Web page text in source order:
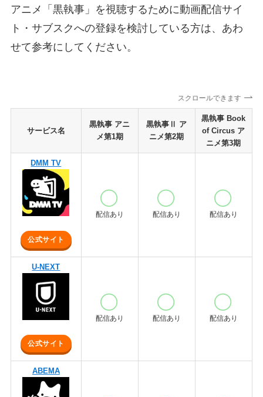
アニメ「黒執事」を視聴するために動画配信サイ
ト・サブスクへの登録を検討している方は、あわ
せて参考にしてください。
スクロールできます
サービス名
黒執事 アニ
メ第1期
黒執事Ⅱ ア
ニメ第2期
黒執事 Book
of Circus ア
ニメ第3期
DMM TV
公式サイト
配信あり 配信あり 配信あり
U-NEXT
公式サイト
配信あり 配信あり 配信あり
ABEMA